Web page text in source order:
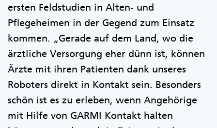
ersten Feldstudien in Alten- und
Pflegeheimen in der Gegend zum Einsatz
kommen. „Gerade auf dem Land, wo die
ärztliche Versorgung eher dünn ist, können
Ärzte mit ihren Patienten dank unseres
Roboters direkt in Kontakt sein. Besonders
schön ist es zu erleben, wenn Angehörige
mit Hilfe von GARMI Kontakt halten